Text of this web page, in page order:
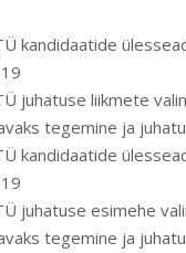
kandidaatide
juhatuse liikmete
tegemine ja
kandidaatide
juhatuse esimehe
tegemine ja